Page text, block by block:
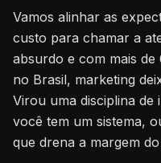
Vamos alinhar as
custo para chamar a
absurdo e com mais de
no Brasil, marketing
Virou uma disciplina de
você tem um sistema,
que drena a margem